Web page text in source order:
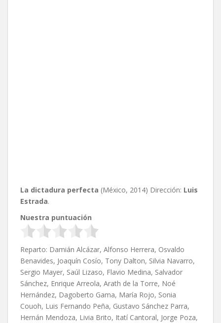
La dictadura perfecta (México, 2014) Dirección: Luis
Estrada.
Nuestra puntuación
Reparto: Damián Alcázar, Alfonso Herrera, Osvaldo
Benavides, Joaquín Cosío, Tony Dalton, Silvia Navarro,
Sergio Mayer, Saúl Lizaso, Flavio Medina, Salvador
Sánchez, Enrique Arreola, Arath de la Torre, Noé
Hernández, Dagoberto Gama, María Rojo, Sonia
Couoh, Luis Fernando Peña, Gustavo Sánchez Parra,
Hernán Mendoza, Livia Brito, Itatí Cantoral, Jorge Poza,